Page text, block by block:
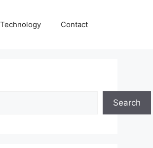
Technology Contact
Search